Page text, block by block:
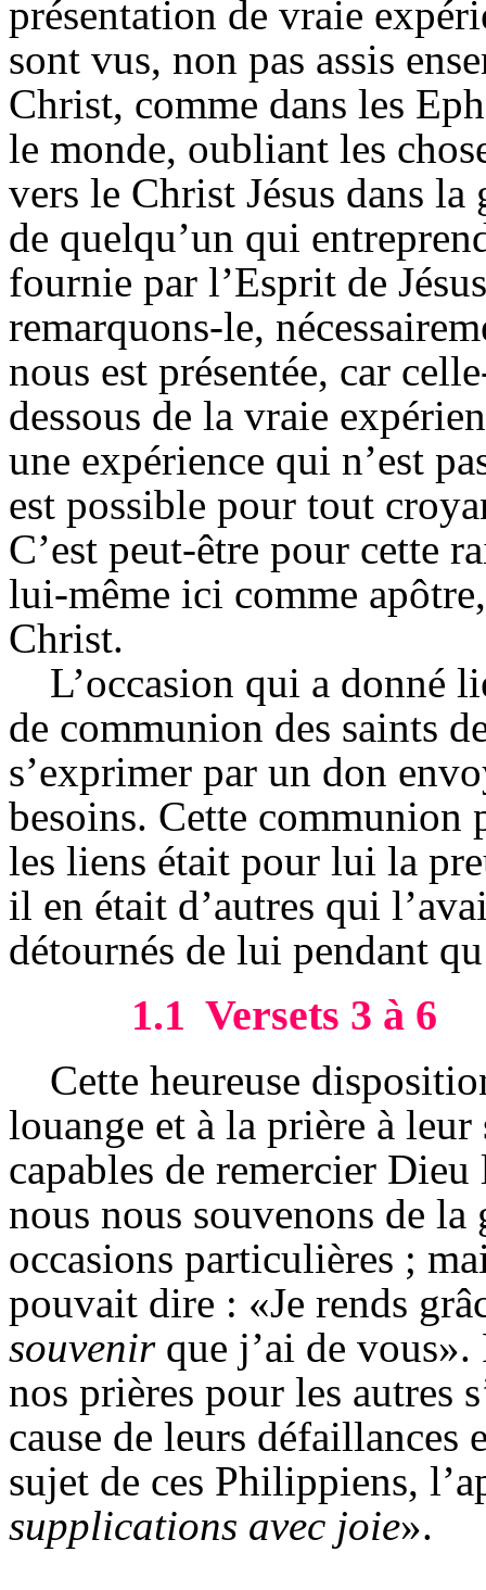
présentation de vraie
sont vus, non pas assis
Christ, comme dans les
le monde, oubliant les
vers le Christ Jésus dans
de quelqu’un qui
fournie par l’Esprit de
remarquons-le,
nous est présentée, car
dessous de la vraie
une expérience qui n’est
est possible pour tout
C’est peut-être pour cette
lui-même ici comme
Christ.
L’occasion qui a donné
de communion des saints
s’exprimer par un don
besoins. Cette communion
les liens était pour lui la
il en était d’autres qui
détournés de lui pendant
1.1 Versets 3 à 6
Cette heureuse
louange et à la prière à
capables de remercier
nous nous souvenons de la
occasions particulières ;
pouvait dire : «Je rends
souvenir que j’ai de
nos prières pour les autres
cause de leurs défaillances
sujet de ces Philippiens,
supplications avec joie».